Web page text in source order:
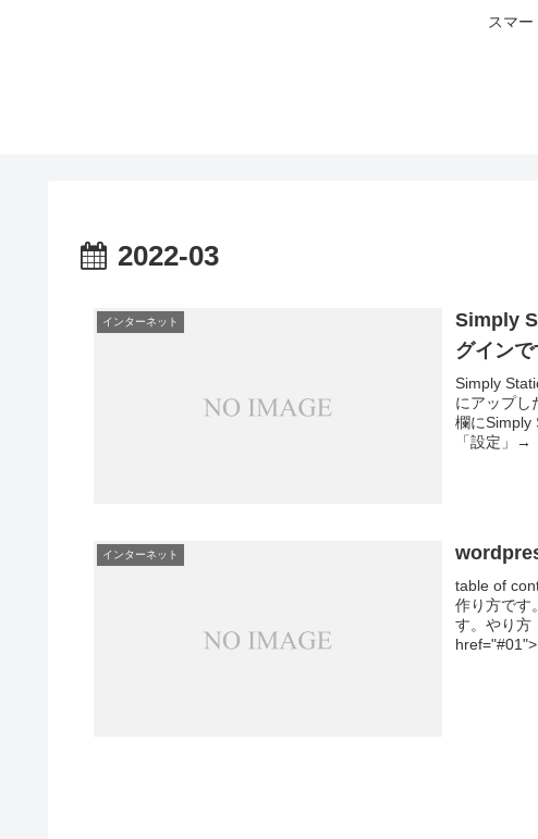
スマー
2022-03
インターネット
Simply
グインで
Simply
にアップし
欄にSimply
「設定」→
インターネット
table of
作り方です
す。やり方